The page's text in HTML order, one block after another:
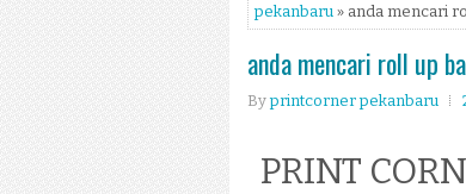
pekanbaru » anda mencari
anda mencari roll up
Byprintcorner pekanbaru
PRINT